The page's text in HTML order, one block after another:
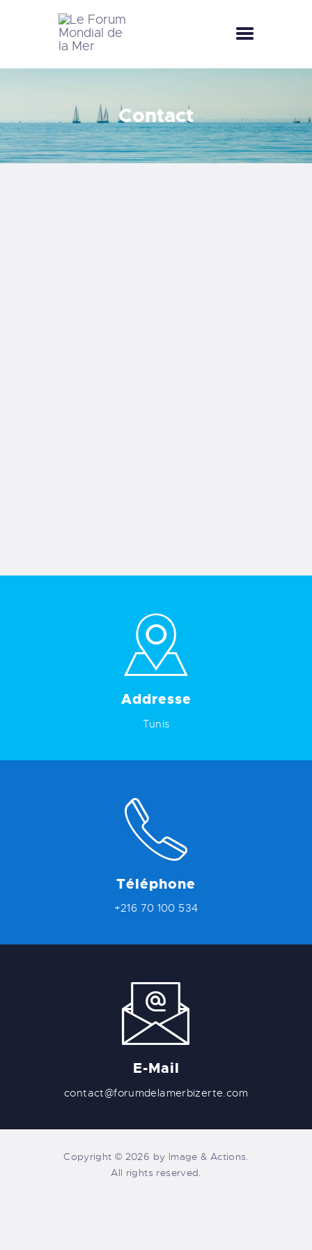
Contact
LE FORUM MONDIAL DE LA MER
FÊTES DE LA MER
LE CLUB BLEU
LA SAISON BLEUE
Addresse
Tunis
Téléphone
+216 70 100 534
E-Mail
contact@forumdelamerbizerte.com
Copyright © 2026 by Image & Actions.
All rights reserved.